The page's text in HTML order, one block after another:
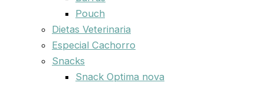
Pouch
Dietas Veterinaria
Especial Cachorro
Snacks
Snack Optima nova